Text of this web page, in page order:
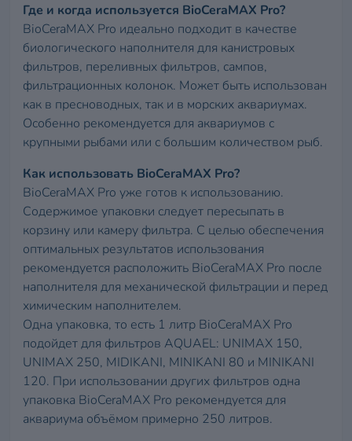
Где и когда используется BioCeraMAX Pro?
BioCeraMAX Pro идеально подходит в качестве
биологического наполнителя для канистровых
фильтров, переливных фильтров, сампов,
фильтрационных колонок. Может быть использован
как в пресноводных, так и в морских аквариумах.
Особенно рекомендуется для аквариумов с
крупными рыбами или с большим количеством рыб.
Как использовать BioCeraMAX Pro?
BioCeraMAX Pro уже готов к использованию.
Содержимое упаковки следует пересыпать в
корзину или камеру фильтра. С целью обеспечения
оптимальных результатов использования
рекомендуется расположить BioCeraMAX Pro после
наполнителя для механической фильтрации и перед
химическим наполнителем.
Одна упаковка, то есть 1 литр BioCeraMAX Pro
подойдет для фильтров AQUAEL: UNIMAX 150,
UNIMAX 250, MIDIKANI, MINIKANI 80 и MINIKANI
120. При использовании других фильтров одна
упаковка BioCeraMAX Pro рекомендуется для
аквариума объёмом примерно 250 литров.